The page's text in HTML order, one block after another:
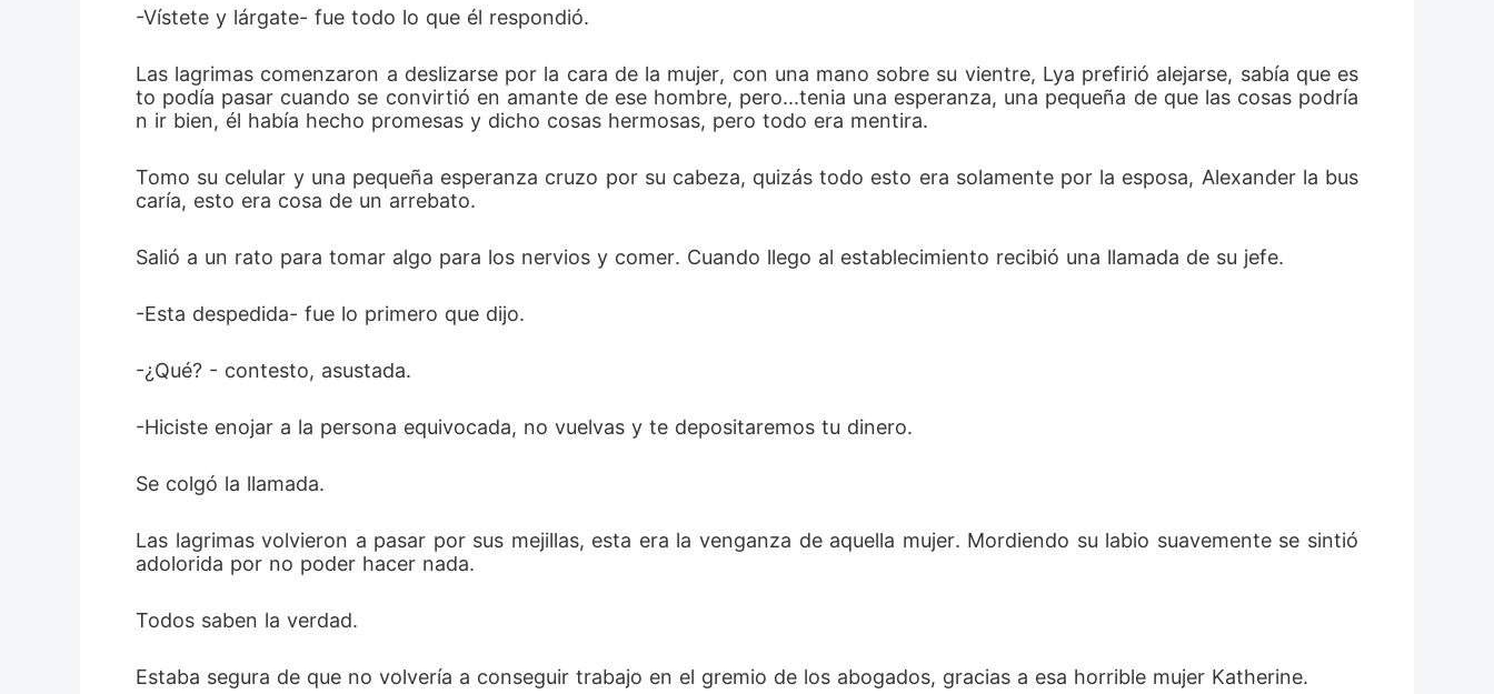
-Vístete y lárgate- fue todo lo que él respondió.
Las lagrimas comenzaron a deslizarse por la cara de la mujer, con una mano sobre su vientre, Lya prefirió alejarse, sabía que es
to podía pasar cuando se convirtió en amante de ese hombre, pero...tenia una esperanza, una pequeña de que las cosas podría
n ir bien, él había hecho promesas y dicho cosas hermosas, pero todo era mentira.
Tomo su celular y una pequeña esperanza cruzo por su cabeza, quizás todo esto era solamente por la esposa, Alexander la bus
caría, esto era cosa de un arrebato.
Salió a un rato para tomar algo para los nervios y comer. Cuando llego al establecimiento recibió una llamada de su jefe.
-Esta despedida- fue lo primero que dijo.
-¿Qué? - contesto, asustada.
-Hiciste enojar a la persona equivocada, no vuelvas y te depositaremos tu dinero.
Se colgó la llamada.
Las lagrimas volvieron a pasar por sus mejillas, esta era la venganza de aquella mujer. Mordiendo su labio suavemente se sintió
adolorida por no poder hacer nada.
Todos saben la verdad.
Estaba segura de que no volvería a conseguir trabajo en el gremio de los abogados, gracias a esa horrible mujer Katherine.